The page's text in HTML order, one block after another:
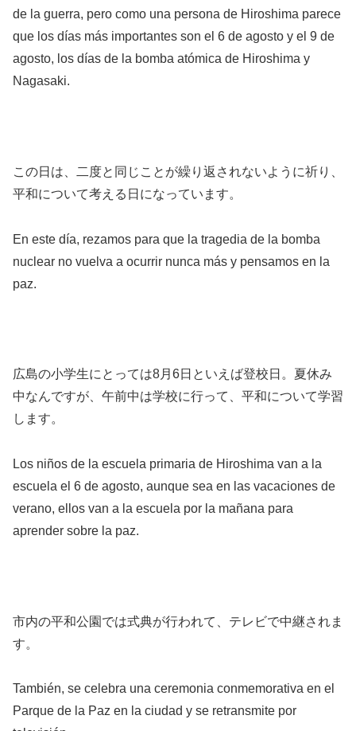
de la guerra, pero como una persona de Hiroshima parece
que los días más importantes son el 6 de agosto y el 9 de
agosto, los días de la bomba atómica de Hiroshima y
Nagasaki.
この日は、二度と同じことが繰り返されないように祈り、
平和について考える日になっています。
En este día, rezamos para que la tragedia de la bomba
nuclear no vuelva a ocurrir nunca más y pensamos en la
paz.
広島の小学生にとっては8月6日といえば登校日。夏休み
中なんですが、午前中は学校に行って、平和について学習
します。
Los niños de la escuela primaria de Hiroshima van a la
escuela el 6 de agosto, aunque sea en las vacaciones de
verano, ellos van a la escuela por la mañana para
aprender sobre la paz.
市内の平和公園では式典が行われて、テレビで中継されま
す。
También, se celebra una ceremonia conmemorativa en el
Parque de la Paz en la ciudad y se retransmite por